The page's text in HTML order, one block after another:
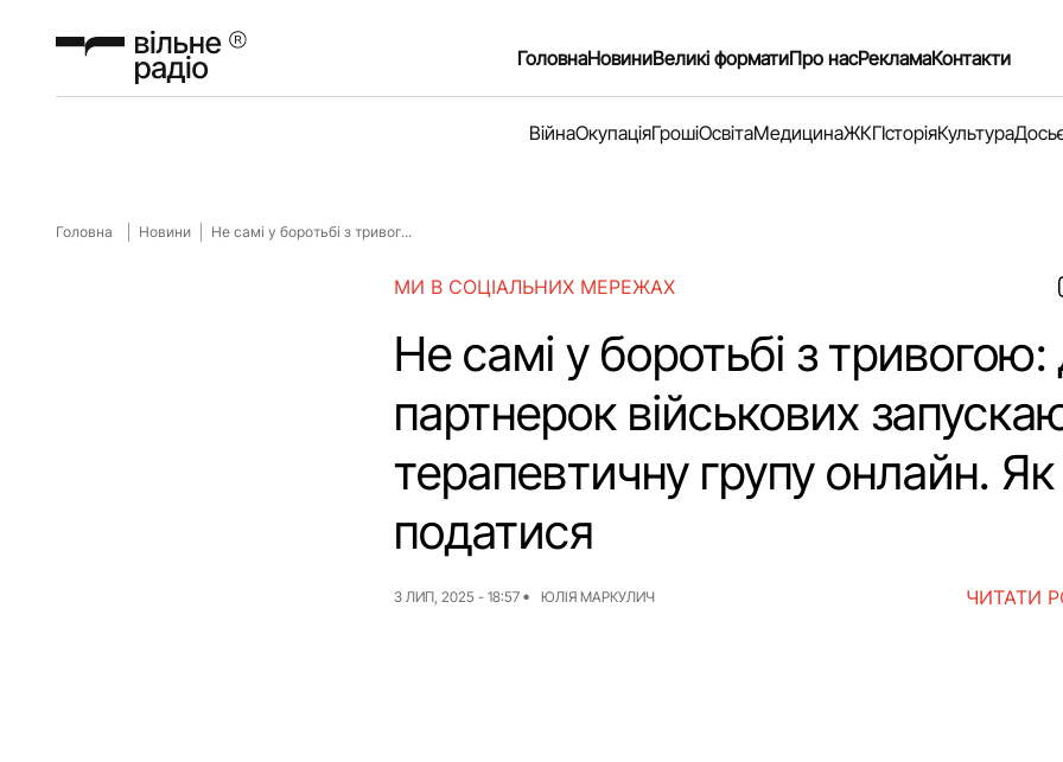
ГоловнаНовиниВеликі форматиПро насРекламаКонтакти
ВійнаОкупаціяГрошіОсвітаМедицинаЖКГІсторіяКультура
Головна Новини Не самі у боротьбі з тривог...
МИ В СОЦІАЛЬНИХ МЕРЕЖАХ
Не самі у боротьбі з тривогою:
партнерок військових
терапевтичну групу онлайн. Як
податися
3 ЛИП, 2025 - 18:57 ЮЛІЯ МАРКУЛИЧ ЧИТАТИ